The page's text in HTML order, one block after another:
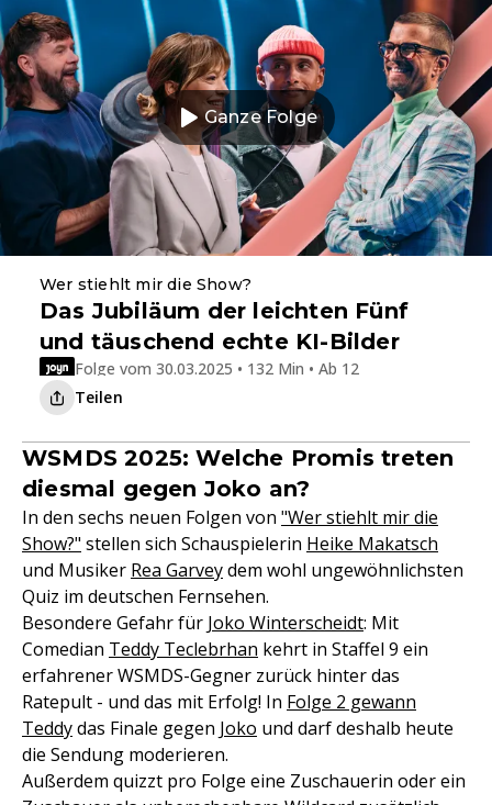
Ganze Folge
Wer stiehlt mir die Show?
Das Jubiläum der leichten Fünf
und täuschend echte KI-Bilder
Folge vom 30.03.2025 • 132 Min • Ab 12
Teilen
WSMDS 2025: Welche Promis treten
diesmal gegen Joko an?
In den sechs neuen Folgen von "Wer stiehlt mir die
Show?" stellen sich Schauspielerin Heike Makatsch
und Musiker Rea Garveydem wohl ungewöhnlichsten
Quiz im deutschen Fernsehen.
Besondere Gefahr für Joko Winterscheidt: Mit
Comedian Teddy Teclebrhan kehrt in Staffel 9 ein
erfahrener WSMDS-Gegner zurück hinter das
Ratepult - und das mit Erfolg! In Folge 2 gewann
Teddydas Finale gegen Joko und darf deshalb heute
die Sendung moderieren.
Außerdem quizzt pro Folge eine Zuschauerin oder ein